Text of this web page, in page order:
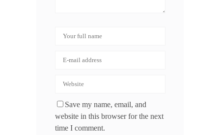
Save my name, email, and
website in this browser for the next
time I comment.